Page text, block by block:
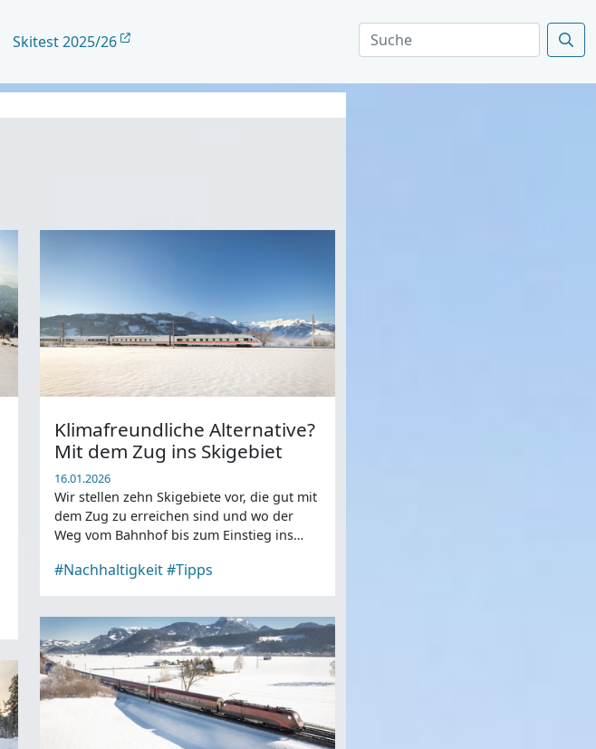
Skitest 2025/26
Klimafreundliche Alternative?
Mit dem Zug ins Skigebiet
16.01.2026
Wir stellen zehn Skigebiete vor, die gut mit
dem Zug zu erreichen sind und wo der
Weg vom Bahnhof bis zum Einstieg ins
#Nachhaltigkeit#Tipps